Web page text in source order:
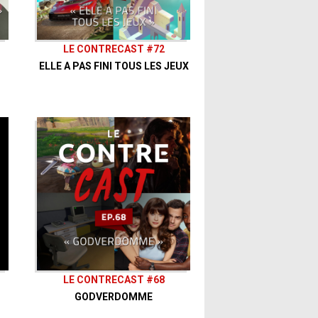
1
nous soutenir, c'est ici que ça se
LE CONTRECAST #72
ELLE A PAS FINI TOUS LES JEUX
LE CONTRECAST #68
GODVERDOMME